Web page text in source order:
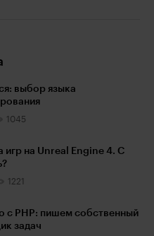
выбор языка
1045
игр на Unreal Engine 4. С
1221
с PHP: пишем собственный
задач